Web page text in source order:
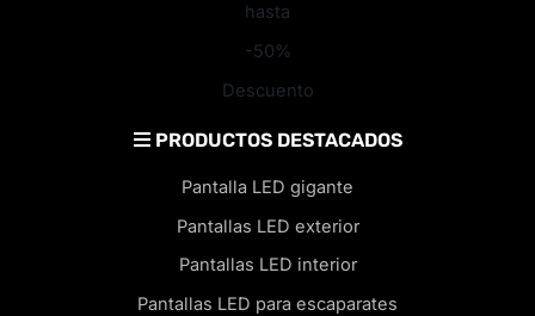
hasta
-50%
Descuento
PRODUCTOS DESTACADOS
Pantalla LED gigante
Pantallas LED exterior
Pantallas LED interior
Pantallas LED para escaparates